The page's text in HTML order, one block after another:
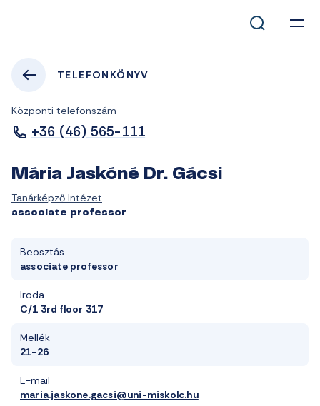
TELEFONKÖNYV
Központi telefonszám
+36 (46) 565-111
Mária Jaskóné Dr. Gácsi
Tanárképző Intézet
associate professor
Beosztás
associate professor
Iroda
C/1 3rd floor 317
Mellék
21-26
E-mail
maria.jaskone.gacsi@uni-miskolc.hu